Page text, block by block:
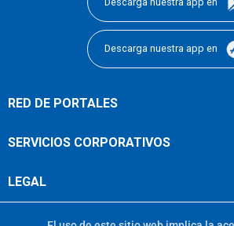
Descarga nuestra app en
RED DE PORTALES
SERVICIOS CORPORATIVOS
LEGAL